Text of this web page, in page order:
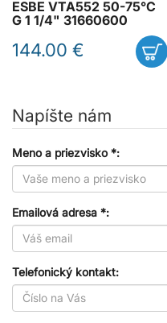
ESBE VTA552 50-75°C
G 1 1/4" 31660600
144.00 €
Napíšte nám
Meno a priezvisko *:
Emailová adresa *:
Telefonický kontakt: